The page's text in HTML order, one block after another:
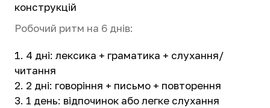
конструкцій
Робочий ритм на 6 днів:
4 дні: лексика + граматика + слухання/
читання
2 дні: говоріння + письмо + повторення
1 день: відпочинок або легке слухання